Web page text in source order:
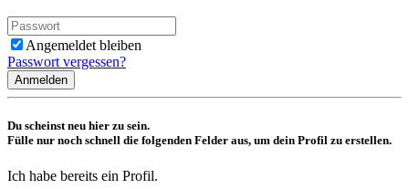
Angemeldet bleiben
Passwort vergessen?
Anmelden
Du scheinst neu hier zu sein.
Fülle nur noch schnell die folgenden Felder aus, um dein Profil zu erstellen.
Ich habe bereits ein Profil.